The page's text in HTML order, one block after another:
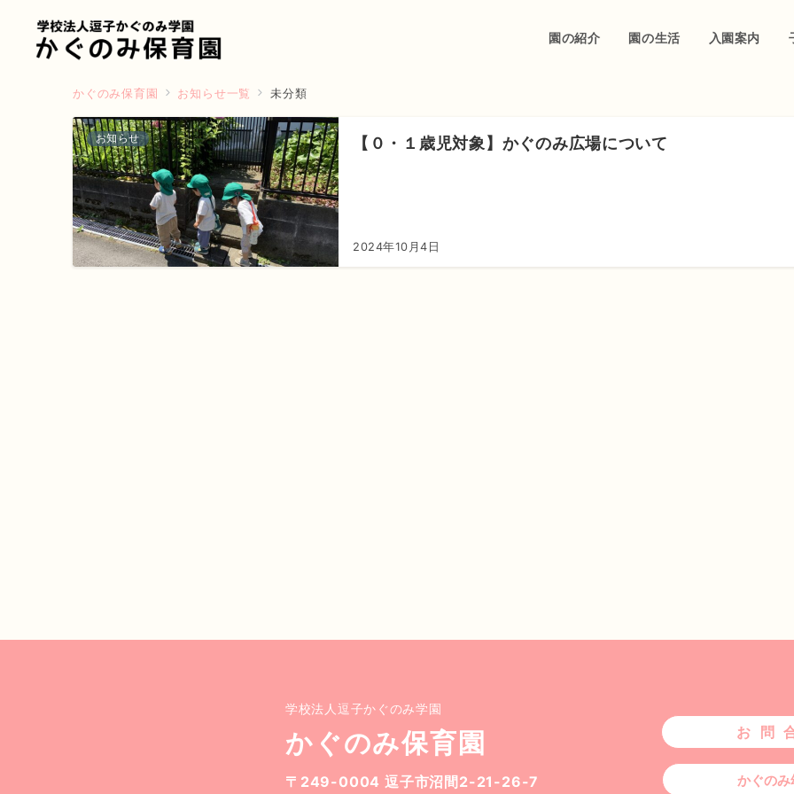
園の紹介 園の生活 入園案内
かぐのみ保育園 お知らせ一覧 未分類
お知らせ 【０・１歳児対象】かぐのみ広場について
2024年10月4日
学校法人逗子かぐのみ学園
かぐのみ保育園
〒249-0004 逗子市沼間 2-21-26-7
お問
かぐのみ